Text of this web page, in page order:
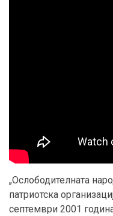
„Ослободителната
патриотска
септември 2001